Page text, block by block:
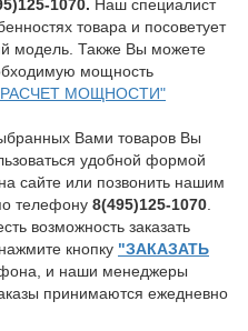
1070. Наш специалист
товара и посоветует
модель. Также Вы можете
мощность
МОЩНОСТИ"
Вами товаров Вы
удобной формой
сайте или позвонить нашим
телефону 8(495)125-1070
возможность заказать
кнопку "ЗАКАЗАТЬ
и наши менеджеры
принимаются ежедневно